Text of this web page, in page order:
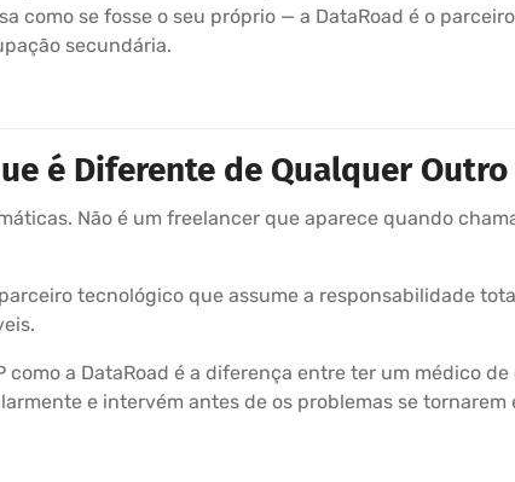
como se fosse o seu próprio — a DataRoad é o
secundária.
é Diferente de Qualquer
Não é um freelancer que aparece quando
tecnológico que assume a responsabilidade
a DataRoad é a diferença entre ter um médico
e intervém antes de os problemas se tornarem